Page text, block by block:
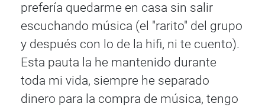
prefería quedarme en casa sin salir
escuchando música (el "rarito" del grupo
y después con lo de la hifi, ni te cuento).
Esta pauta la he mantenido durante
toda mi vida, siempre he separado
dinero para la compra de música, tengo